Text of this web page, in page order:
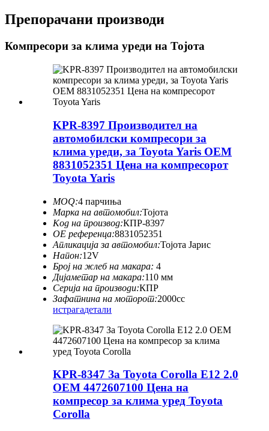
Препорачани производи
Компресори за клима уреди на Тојота
KPR-8397 Производител на
автомобилски компресори за
клима уреди, за Toyota Yaris OEM
8831052351 Цена на компресорот
Toyota Yaris
MOQ:4 парчиња
Марка на автомобил:Тојота
Код на производ:КПР-8397
ОЕ референца:8831052351
Апликација за автомобил:Тојота Јарис
Напон:12V
Број на жлеб на макара: 4
Дијаметар на макара:110 мм
Серија на производи:КПР
Зафатнина на моторот:2000cc
истрагадетали
KPR-8347 За Toyota Corolla E12 2.0
OEM 4472607100 Цена на
компресор за клима уред Toyota
Corolla